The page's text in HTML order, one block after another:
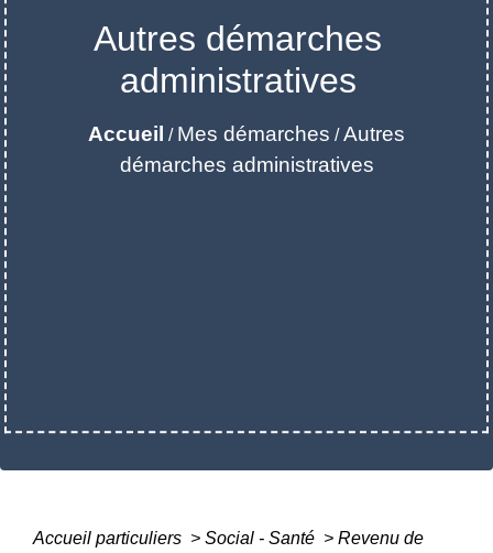
Autres démarches
administratives
Accueil / Mes démarches /Autres
démarches administratives
Accueil particuliers > Social - Santé > Revenu de